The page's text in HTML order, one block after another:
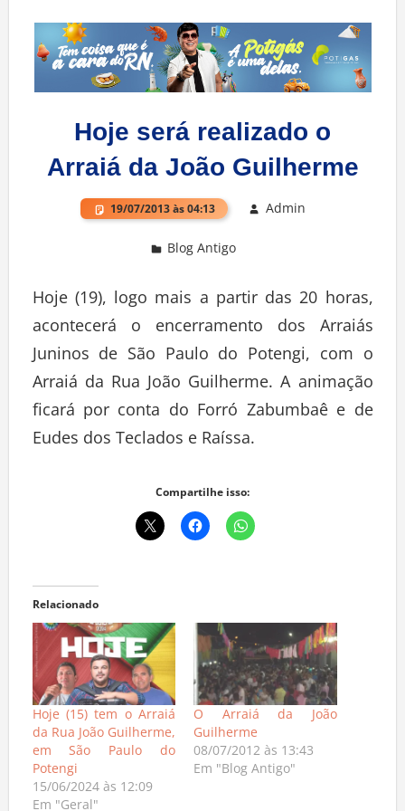
Hoje será realizado o
Arraiá da João Guilherme
19/07/2013 às 04:13 Admin
Blog Antigo
Hoje (19), logo mais a partir das 20 horas,
acontecerá o encerramento dos Arraiás
Juninos de São Paulo do Potengi, com o
Arraiá da Rua João Guilherme. A animação
ficará por conta do Forró Zabumbaê e de
Eudes dos Teclados e Raíssa.
Compartilhe isso:
Relacionado
Hoje (15) tem o Arraiá
da Rua João Guilherme,
em São Paulo do
Potengi
15/06/2024 às 12:09
Em "Geral"
O Arraiá da João
Guilherme
08/07/2012 às 13:43
Em "Blog Antigo"